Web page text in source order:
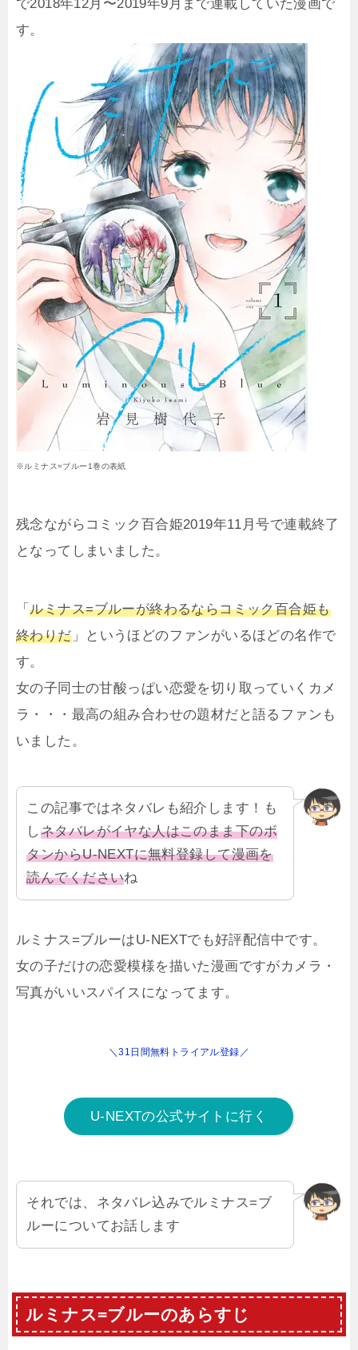
で2018年12月〜2019年9月まで連載していた漫画で
す。
※ルミナス=ブルー1巻の表紙
残念ながらコミック百合姫2019年11月号で連載終了
となってしまいました。
「ルミナス=ブルーが終わるならコミック百合姫も
終わりだ」というほどのファンがいるほどの名作で
す。
女の子同士の甘酸っぱい恋愛を切り取っていくカメ
ラ・・・最高の組み合わせの題材だと語るファンも
いました。
この記事ではネタバレも紹介します！も
しネタバレがイヤな人はこのまま下のボ
タンからU-NEXTに無料登録して漫画を
読んでくださいね
ルミナス=ブルーはU-NEXTでも好評配信中です。
女の子だけの恋愛模様を描いた漫画ですがカメラ・
写真がいいスパイスになってます。
＼31日間無料トライアル登録／
U-NEXTの公式サイトに行く
それでは、ネタバレ込みでルミナス=ブ
ルーについてお話します
ルミナス=ブルーのあらすじ